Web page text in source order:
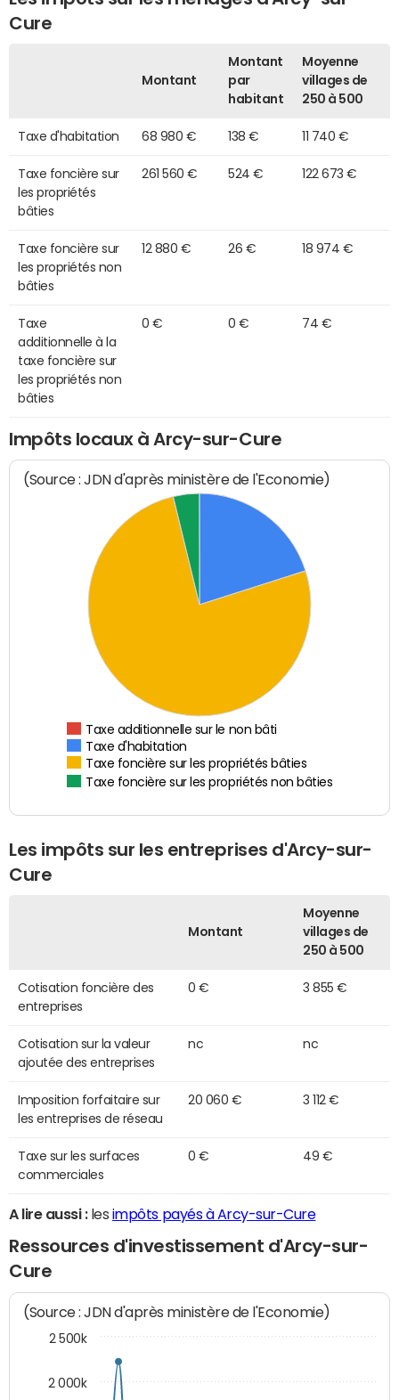
Cure
Montant
Montant
par
habitant
Moyenne
villages de
250 à 500
Taxe d'habitation 68 980 € 138 € 11 740 €
Taxe foncière sur
les propriétés
bâties
261 560 € 524 € 122 673 €
Taxe foncière sur
les propriétés non
bâties
12 880 € 26 € 18 974 €
Taxe
additionnelle à la
taxe foncière sur
les propriétés non
bâties
0 € 0 € 74 €
Impôts locaux à Arcy-sur-Cure
(Source : JDN d'après ministère de l'Economie)
Taxe additionnelle sur le non bâti
Taxe d'habitation
Taxe foncière sur les propriétés bâties
Taxe foncière sur les propriétés non bâties
Les impôts sur les entreprises d'Arcy-sur-
Cure
Montant
Moyenne
villages de
250 à 500
Cotisation foncière des
entreprises
0 € 3 855 €
Cotisation sur la valeur
ajoutée des entreprises
nc nc
Imposition forfaitaire sur
les entreprises de réseau
20 060 € 3 112 €
Taxe sur les surfaces
commerciales
0 € 49 €
A lire aussi :les impôts payés à Arcy-sur-Cure
Ressources d'investissement d'Arcy-sur-
Cure
(Source : JDN d'après ministère de l'Economie)
2 000k
2 500k